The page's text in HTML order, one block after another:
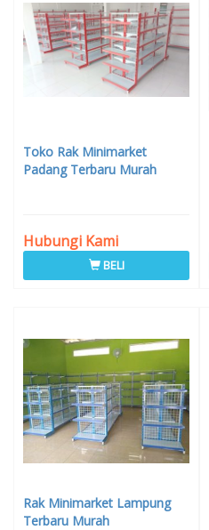
Toko Rak Minimarket
Padang Terbaru Murah
Hubungi Kami
BELI
Rak Minimarket Lampung
Terbaru Murah